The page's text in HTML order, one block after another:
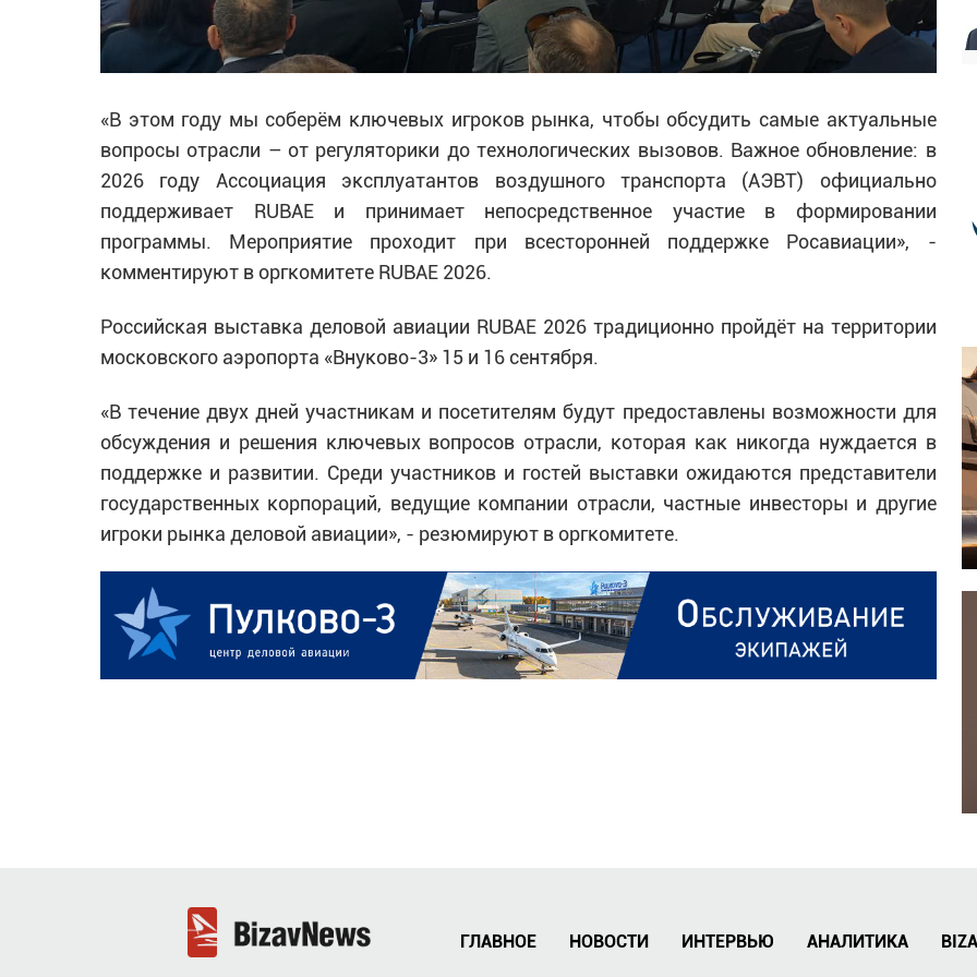
«В этом году мы соберём ключевых игроков рынка, чтобы обсудить самые актуальные
вопросы отрасли – от регуляторики до технологических вызовов. Важное обновление: в
2026 году Ассоциация эксплуатантов воздушного транспорта (АЭВТ) официально
поддерживает RUBAE и принимает непосредственное участие в формировании
программы. Мероприятие проходит при всесторонней поддержке Росавиации», -
комментируют в оргкомитете RUBAE 2026.
Российская выставка деловой авиации RUBAE 2026 традиционно пройдёт на территории
московского аэропорта «Внуково-3» 15 и 16 сентября.
«В течение двух дней участникам и посетителям будут предоставлены возможности для
обсуждения и решения ключевых вопросов отрасли, которая как никогда нуждается в
поддержке и развитии. Среди участников и гостей выставки ожидаются представители
государственных корпораций, ведущие компании отрасли, частные инвесторы и другие
игроки рынка деловой авиации», - резюмируют в оргкомитете.
ГЛАВНОЕ НОВОСТИ ИНТЕРВЬЮ АНАЛИТИКА